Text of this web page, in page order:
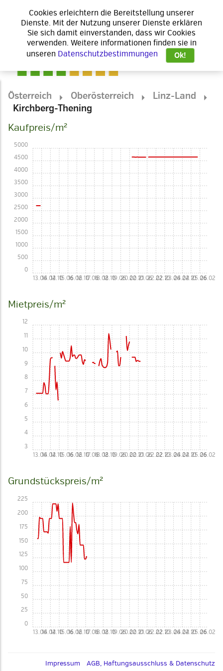
Österreich Oberösterreich
Linz-Land
Kirchberg-Thening
Kaufpreis/m²
13.0614.0214.1015.0616.0216.1017.0618.0218.1019.0620.0220.1021.0622.0222.1023.0624.0224.1025.0626.02
0
500
1000
1500
2000
2500
3000
3500
4000
4500
5000
Mietpreis/m²
13.0614.0214.1015.0616.0216.1017.0618.0218.1019.0620.0220.1021.0622.0222.1023.0624.0224.1025.0626.02
3
4
5
6
7
8
9
10
11
12
Grundstückspreis/m²
13.0614.0214.1015.0616.0216.1017.0618.0218.1019.0620.0220.1021.0622.0222.1023.0624.0224.1025.0626.02
0
25
50
75
100
125
150
175
200
225
Impressum AGB, Haftungsausschluss & Datenschutz
Cookies erleichtern die Bereitstellung unserer
Dienste. Mit der Nutzung unserer Dienste erklären
Sie sich damit einverstanden, dass wir Cookies
verwenden. Weitere informationen finden sie in
unseren Datenschutzbestimmungen Ok!